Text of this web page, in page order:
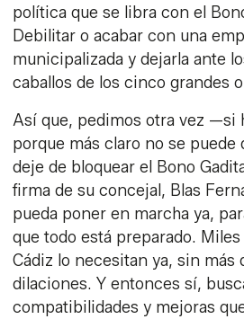
política que se libra con el
Debilitar o acabar con una
municipalizada y dejarla ante
caballos de los cinco grandes
Así que, pedimos otra vez —si
porque más claro no se
deje de bloquear el Bono
firma de su concejal, Blas
pueda poner en marcha ya,
que todo está preparado.
Cádiz lo necesitan ya, sin más
dilaciones. Y entonces sí,
compatibilidades y mejoras